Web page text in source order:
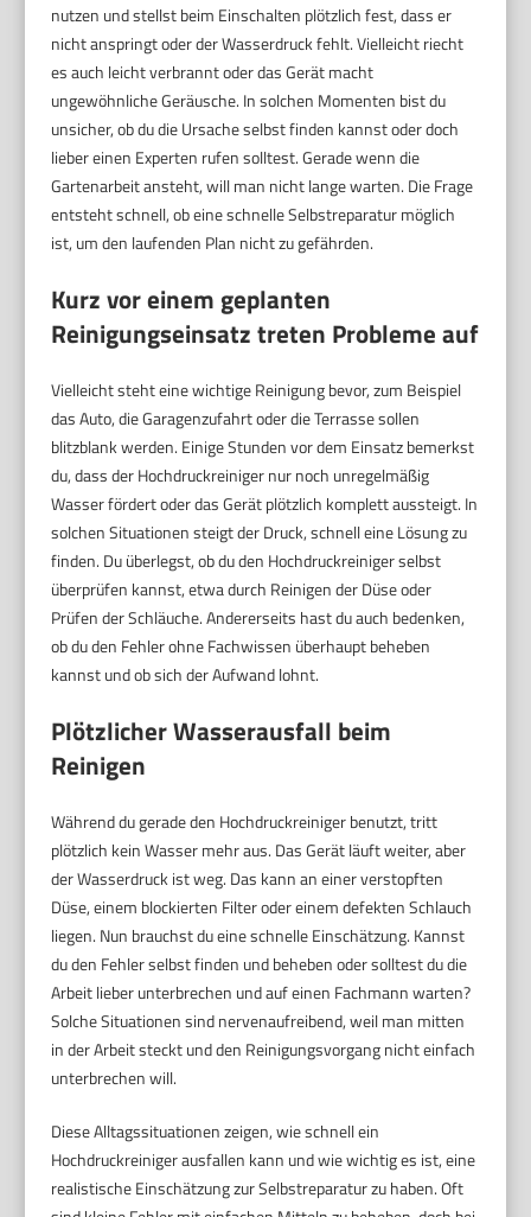
nutzen und stellst beim Einschalten plötzlich fest, dass er
nicht anspringt oder der Wasserdruck fehlt. Vielleicht riecht
es auch leicht verbrannt oder das Gerät macht
ungewöhnliche Geräusche. In solchen Momenten bist du
unsicher, ob du die Ursache selbst finden kannst oder doch
lieber einen Experten rufen solltest. Gerade wenn die
Gartenarbeit ansteht, will man nicht lange warten. Die Frage
entsteht schnell, ob eine schnelle Selbstreparatur möglich
ist, um den laufenden Plan nicht zu gefährden.
Kurz vor einem geplanten
Reinigungseinsatz treten Probleme auf
Vielleicht steht eine wichtige Reinigung bevor, zum Beispiel
das Auto, die Garagenzufahrt oder die Terrasse sollen
blitzblank werden. Einige Stunden vor dem Einsatz bemerkst
du, dass der Hochdruckreiniger nur noch unregelmäßig
Wasser fördert oder das Gerät plötzlich komplett aussteigt. In
solchen Situationen steigt der Druck, schnell eine Lösung zu
finden. Du überlegst, ob du den Hochdruckreiniger selbst
überprüfen kannst, etwa durch Reinigen der Düse oder
Prüfen der Schläuche. Andererseits hast du auch bedenken,
ob du den Fehler ohne Fachwissen überhaupt beheben
kannst und ob sich der Aufwand lohnt.
Plötzlicher Wasserausfall beim
Reinigen
Während du gerade den Hochdruckreiniger benutzt, tritt
plötzlich kein Wasser mehr aus. Das Gerät läuft weiter, aber
der Wasserdruck ist weg. Das kann an einer verstopften
Düse, einem blockierten Filter oder einem defekten Schlauch
liegen. Nun brauchst du eine schnelle Einschätzung. Kannst
du den Fehler selbst finden und beheben oder solltest du die
Arbeit lieber unterbrechen und auf einen Fachmann warten?
Solche Situationen sind nervenaufreibend, weil man mitten
in der Arbeit steckt und den Reinigungsvorgang nicht einfach
unterbrechen will.
Diese Alltagssituationen zeigen, wie schnell ein
Hochdruckreiniger ausfallen kann und wie wichtig es ist, eine
realistische Einschätzung zur Selbstreparatur zu haben. Oft